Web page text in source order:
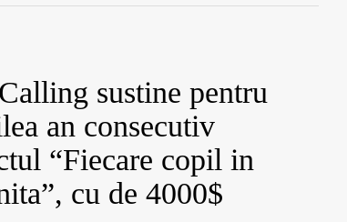
sustine pentru
an consecutiv
“Fiecare copil in
cu de 4000$